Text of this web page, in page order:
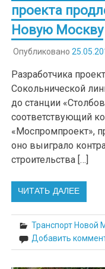
проекта
Новую Москву
Опубликовано
Разработчика
Сокольнической
до станции
соответствующий
«Моспромпроект»,
оно выиграло
строительства […]
ЧИТАТЬ ДАЛЕЕ
Транспорт Новой
Добавить